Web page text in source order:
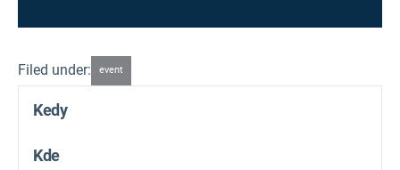
Filed under: event
Kedy
Kde